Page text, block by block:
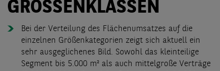
GRÖSSENKLASSEN
Bei der Verteilung des Flächenumsatzes auf die
einzelnen Größenkategorien zeigt sich aktuell ein
sehr ausgeglichenes Bild. Sowohl das kleinteilige
Segment bis 5.000 m² als auch mittelgroße Verträge